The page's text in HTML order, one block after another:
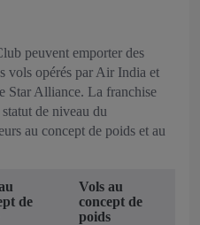
peuvent emporter des
vols opérés par Air India et
Star Alliance. La franchise
de niveau du
au concept de poids et au
de
Vols au
concept de
poids